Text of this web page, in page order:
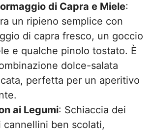
di Capra e Miele:
un ripieno semplice con
di capra fresco, un goccio
e qualche pinolo tostato. È
dolce-salata
perfetta per un aperitivo
ai Legumi: Schiaccia dei
cannellini ben scolati,